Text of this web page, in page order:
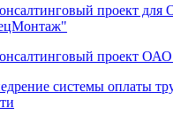
проект для
проект
системы оплаты